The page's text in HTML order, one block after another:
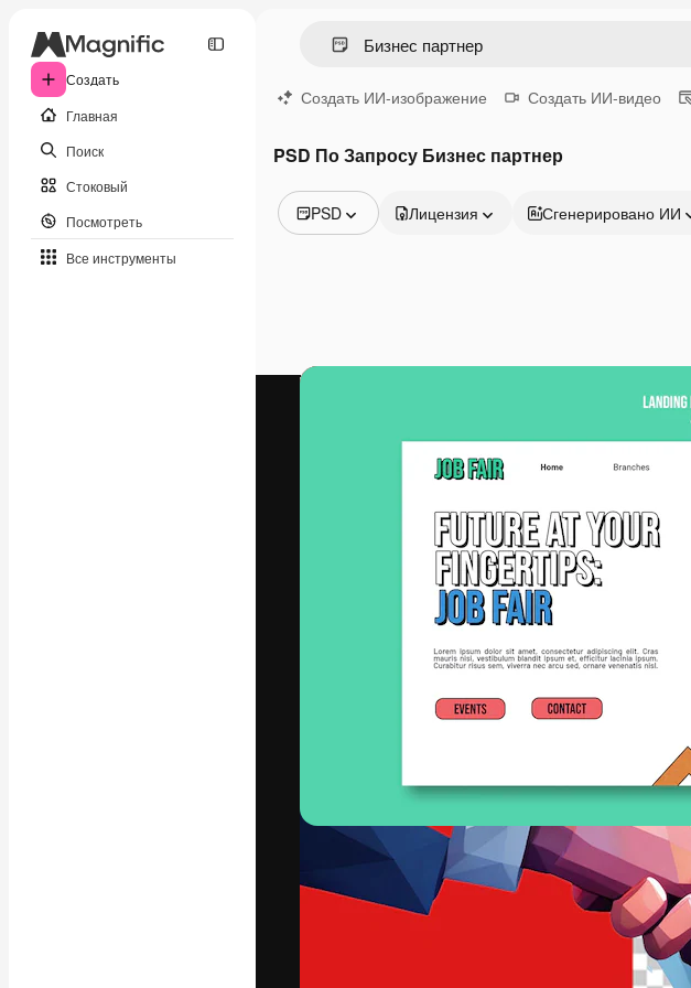
Создать
Главная
Поиск
Стоковый
Посмотреть
Все инструменты
Создать ИИ-изображение Создать ИИ-видео
PSD По Запросу Бизнес партнер
PSD
Видео
Лицензия Сгенерировано ИИ
Креативная платформа для создания
ваших лучших работ. Более 1 миллиона
подписчиков среди креаторов,
предприятий, агентств и студий.
Pусский